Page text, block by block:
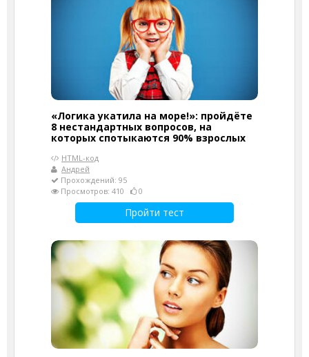
«Логика укатила на море!»: пройдёте
8 нестандартных вопросов, на
которых спотыкаются 90% взрослых
HTML-код
Андрей
Прохождений: 95
Просмотров: 410
0
Пройти тест